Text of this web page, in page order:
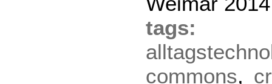
commons,